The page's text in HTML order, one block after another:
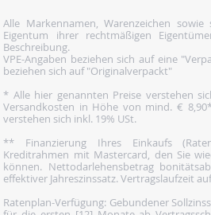
Alle Markennamen, Warenzeichen
Eigentum ihrer rechtmäßigen
Beschreibung.
VPE-Angaben beziehen sich auf eine
beziehen sich auf "Originalverpackt"
* Alle hier genannten Preise verstehen
Versandkosten in Höhe von mind. €
verstehen sich inkl. 19% USt.
** Finanzierung Ihres Einkaufs
Kreditrahmen mit Mastercard, den Sie
können. Nettodarlehensbetrag
effektiver Jahreszinssatz. Vertragslaufzeit
Ratenplan-Verfügung: Gebundener